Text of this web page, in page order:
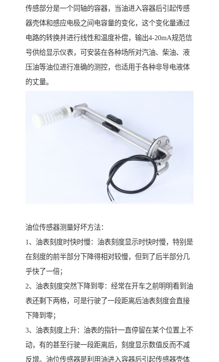
传感部分是一个同轴的容器，当油进入容器后引起传感
器壳体和感应电极之间电容量的变化，这个变化量通过
电路的转换并进行线性和温度补偿，输出4-20mA规范信
号供给显示仪表，可安装在各种场所对汽油、柴油、液
压油等油位进行准确的测控，也适用于各种非导电液体
的丈量。
油位传感器测量好坏方法：
1、油表刻度时快时慢：油表刻度显示时快时慢，特别是
在刻度的前半部分下降得相对较慢，但到了后半部分几
乎快了一倍；
2、油表刻度突然下降到零：经常在开车之前明明看到油
表还剩下两格，可是行驶了一段距离后油表刻度会直接
下降到零；
3、油表刻度上升：油表的指针一直停留在某个位置上不
动，有的甚至行驶一段距离后，刻度显示数值反而不减
反增。油位传感器是利用油进入容器后引起传感器壳体